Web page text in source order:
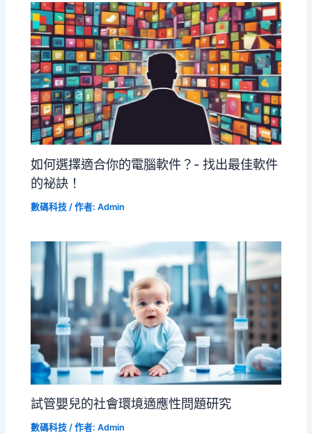
如何選擇適合你的電腦軟件？- 找出最佳軟件
的祕訣！
數碼科技 / 作者:Admin
試管嬰兒的社會環境適應性問題研究
數碼科技 / 作者:Admin